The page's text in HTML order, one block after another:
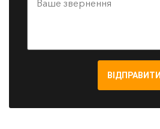
ВІДПРАВИТИ